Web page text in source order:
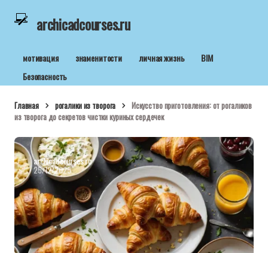
archicadcourses.ru
мотивация знаменитости личная жизнь
BIM
Безопасность
Главная рогалики из творога
Искусство приготовления: от рогаликов
из творога до секретов чистки куриных сердечек
archicadcourses.ru
25/12/2025